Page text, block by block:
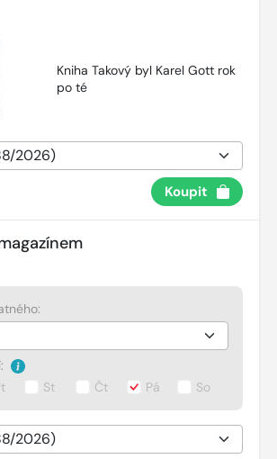
Kniha Takový byl Karel Gott rok
po té
Koupit
St Čt Pá So